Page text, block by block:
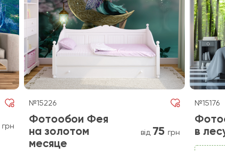
грн
№15226
Фотообои Фея
на золотом
месяце
від 75 грн
№15176
в